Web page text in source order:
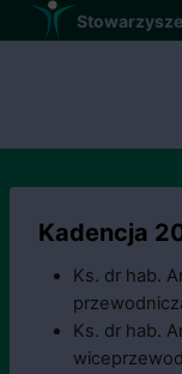
Przejdź
do
Kadencja
Ks. dr hab.
Ks. dr hab.